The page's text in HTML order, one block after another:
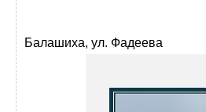
Балашиха, ул. Фадеева